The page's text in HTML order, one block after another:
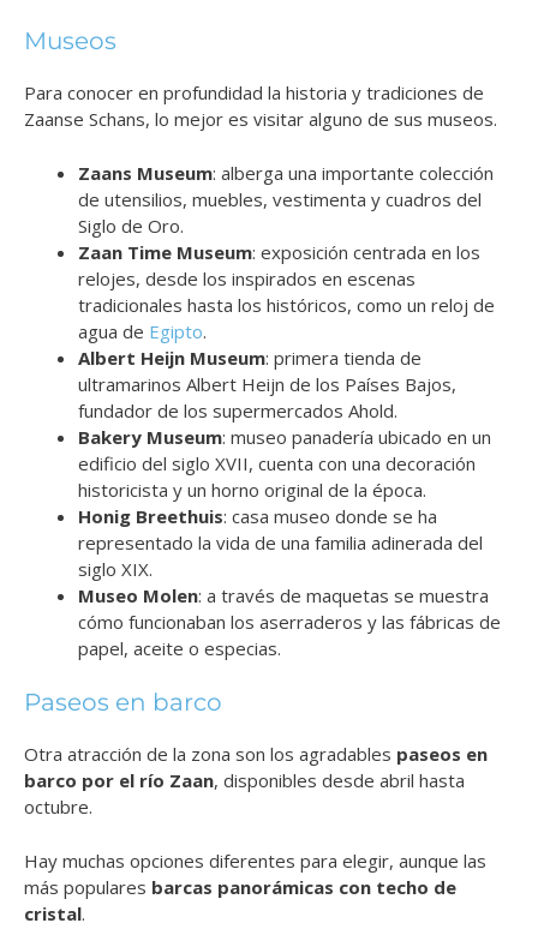
Museos
Para conocer en profundidad la historia y tradiciones de
Zaanse Schans, lo mejor es visitar alguno de sus museos.
Zaans Museum: alberga una importante colección
de utensilios, muebles, vestimenta y cuadros del
Siglo de Oro.
Zaan Time Museum: exposición centrada en los
relojes, desde los inspirados en escenas
tradicionales hasta los históricos, como un reloj de
agua de Egipto.
Albert Heijn Museum: primera tienda de
ultramarinos Albert Heijn de los Países Bajos,
fundador de los supermercados Ahold.
Bakery Museum: museo panadería ubicado en un
edificio del siglo XVII, cuenta con una decoración
historicista y un horno original de la época.
Honig Breethuis: casa museo donde se ha
representado la vida de una familia adinerada del
siglo XIX.
Museo Molen: a través de maquetas se muestra
cómo funcionaban los aserraderos y las fábricas de
papel, aceite o especias.
Paseos en barco
Otra atracción de la zona son los agradables paseos en
barco por el río Zaan, disponibles desde abril hasta
octubre.
Hay muchas opciones diferentes para elegir, aunque las
más populares barcas panorámicas con techo de
cristal.